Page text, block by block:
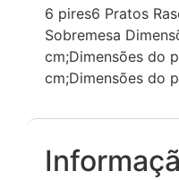
6 pires6 Pratos
Sobremesa
cm;Dimensões do
cm;Dimensões do